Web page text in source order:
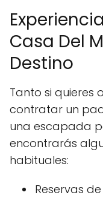
Casa Del
Destino
Tanto si quieres
contratar un
una escapada
encontrarás
habituales:
Reservas